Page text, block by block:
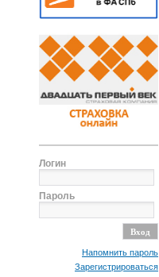
Логин
Пароль
Напомнить пароль
Зарегистрироваться